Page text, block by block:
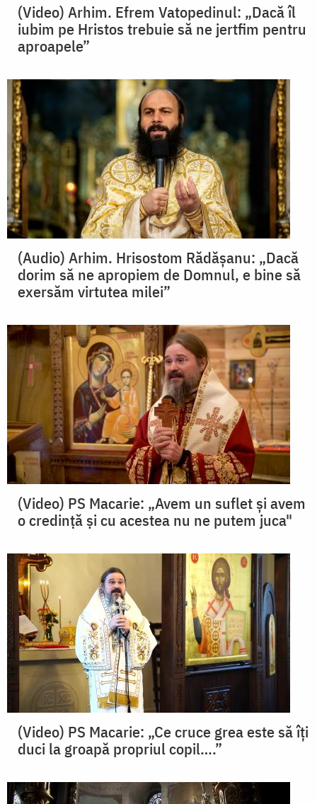
(Video) Arhim. Efrem Vatopedinul: „Dacă îl
iubim pe Hristos trebuie să ne jertfim pentru
aproapele”
(Audio) Arhim. Hrisostom Rădășanu: „Dacă
dorim să ne apropiem de Domnul, e bine să
exersăm virtutea milei”
(Video) PS Macarie: „Avem un suflet și avem
o credință și cu acestea nu ne putem juca"
(Video) PS Macarie: „Ce cruce grea este să îți
duci la groapă propriul copil….”